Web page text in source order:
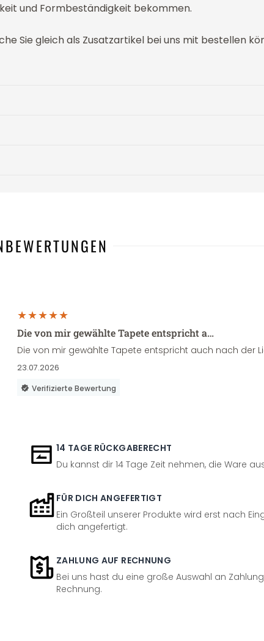
und Formbeständigkeit bekommen.
Sie gleich als Zusatzartikel bei uns mit bestellen
Die von mir gewählte Tapete entspricht a…
Die von mir gewählte Tapete entspricht auch nach der
23.07.2026
Verifizierte Bewertung
14 TAGE RÜCKGABERECHT
Du kannst dir 14 Tage Zeit nehmen, die Ware
FÜR DICH ANGEFERTIGT
Ein Großteil unserer Produkte wird erst nach
dich angefertigt.
ZAHLUNG AUF RECHNUNG
Bei uns hast du eine große Auswahl an
Rechnung.